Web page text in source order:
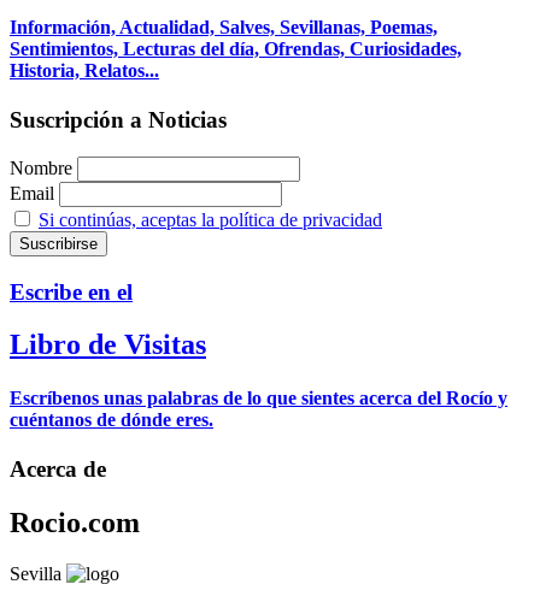
Información, Actualidad, Salves, Sevillanas, Poemas,
Sentimientos, Lecturas del día, Ofrendas, Curiosidades,
Historia, Relatos...
Suscripción a Noticias
Nombre
Email
Si continúas, aceptas la política de privacidad
Escribe en el
Libro de Visitas
Escríbenos unas palabras de lo que sientes acerca del Rocío y
cuéntanos de dónde eres.
Acerca de
Rocio.com
Sevilla